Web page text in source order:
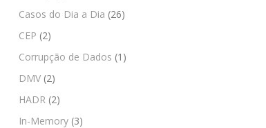
Casos do Dia a Dia (26)
CEP (2)
Corrupção de Dados (1)
DMV (2)
HADR (2)
In-Memory (3)